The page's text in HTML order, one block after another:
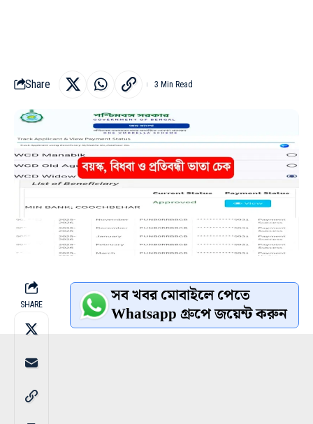
Share 3 Min Read
SHARE সব খবর মোবাইলে পেতে
Whatsapp গ্রুপে জয়েন্ট করুন